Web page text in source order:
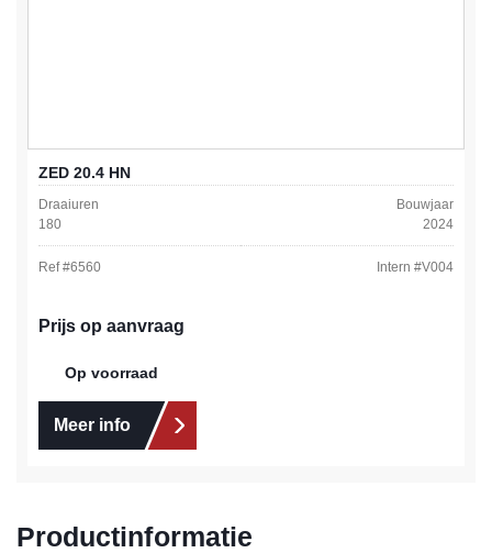
ZED 20.4 HN
Draaiuren
180
Bouwjaar
2024
Ref #6560 Intern #V004
Prijs op aanvraag
Op voorraad
Meer info
Productinformatie